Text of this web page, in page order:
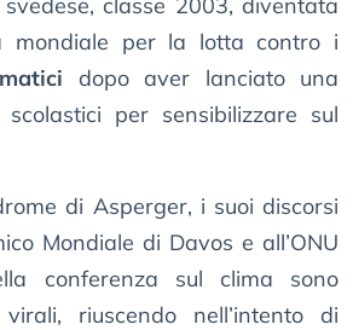
mondiale per la lotta contro i
dopo aver lanciato una
per sensibilizzare sul
di Asperger, i suoi discorsi
Mondiale di Davos e all’ONU
conferenza sul clima sono
riuscendo nell’intento di